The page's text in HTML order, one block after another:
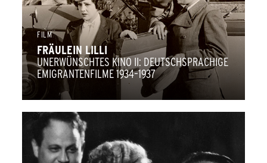
FILM
FRÄULEIN LILLI
UNERWÜNSCHTES KINO II: DEUTSCHSPRACHIGE
EMIGRANTENFILME 1934–1937